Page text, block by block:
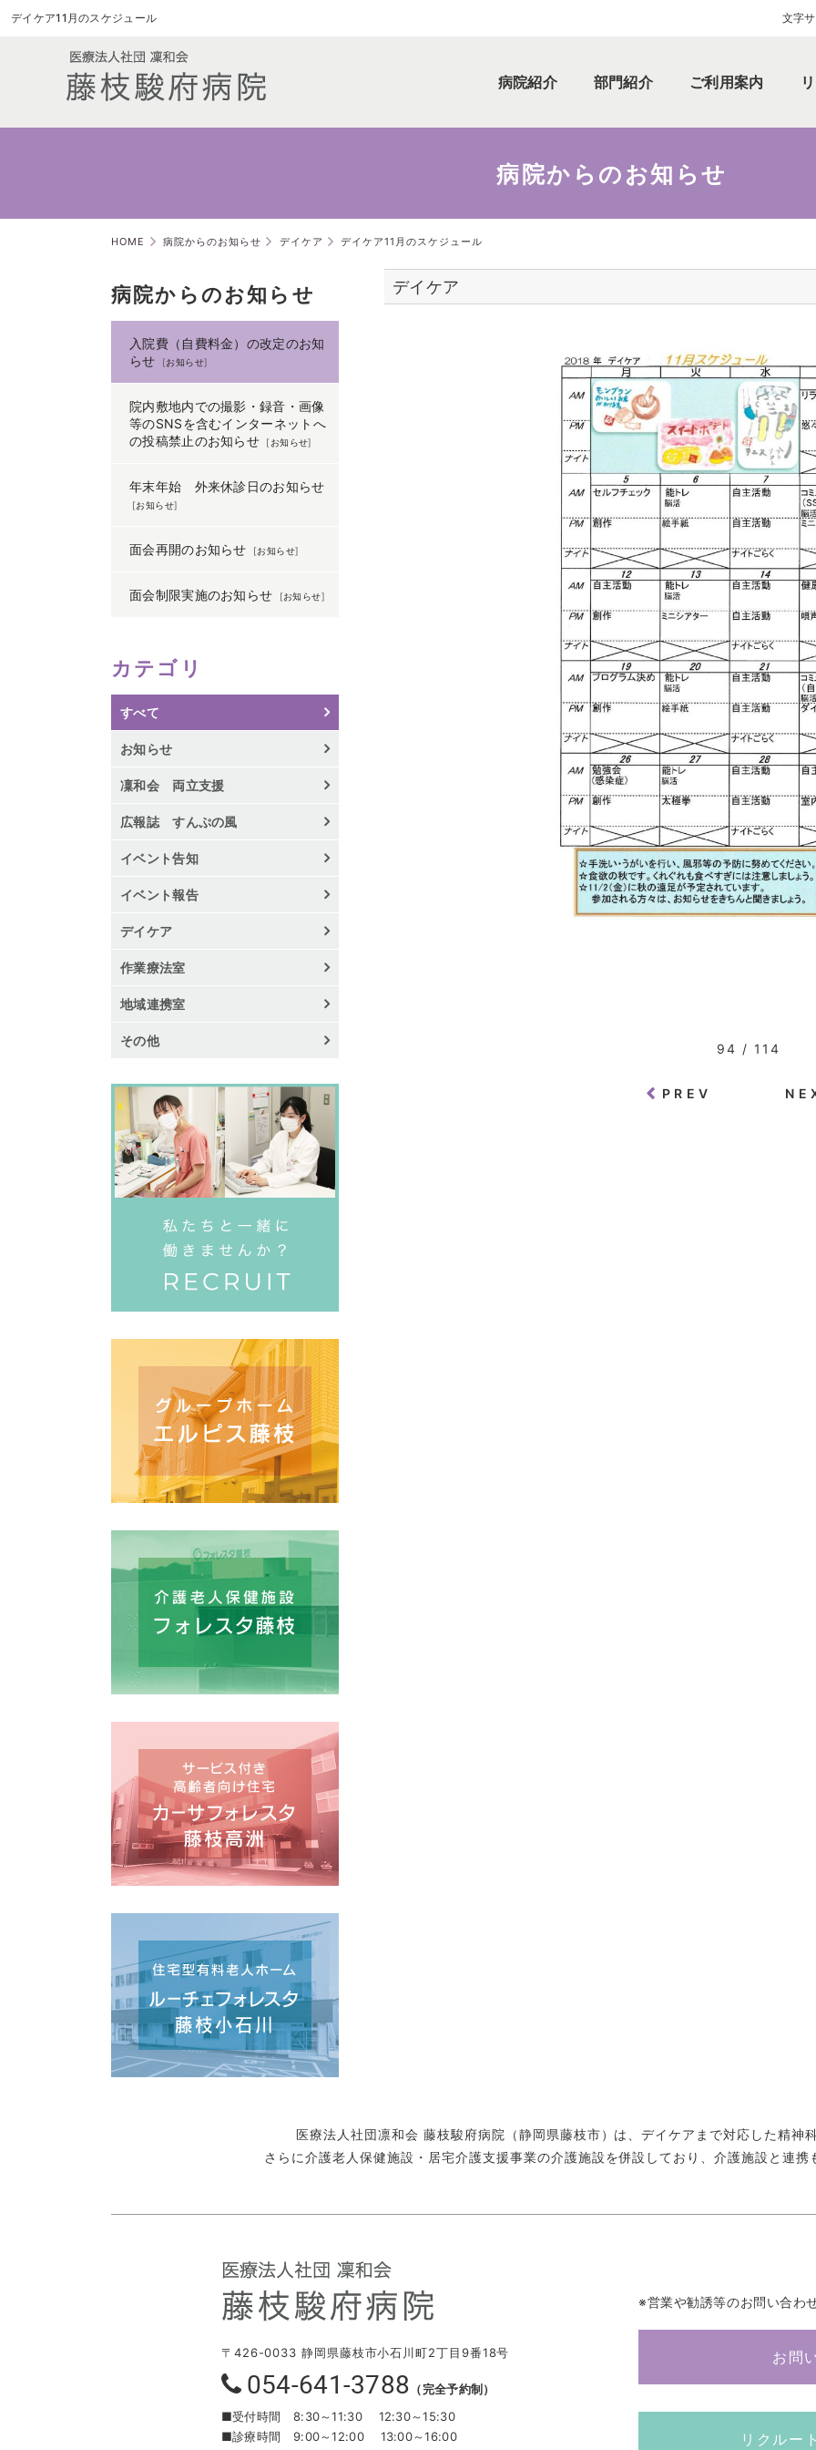
デイケア11月のスケジュール 文字
病院紹介 部門紹介 ご利用案内
病院からのお知らせ
HOME 病院からのお知らせ デイケア デイケア11月のスケジュール
デイケア
94 / 114
PREV
病院からのお知らせ
入院費（自費料金）の改定のお知
らせ
[お知らせ]
院内敷地内での撮影・録音・画像
等のSNSを含むインターネットへ
の投稿禁止のお知らせ
[お知らせ]
年末年始 外来休診日のお知らせ
[お知らせ]
面会再開のお知らせ [お知らせ]
面会制限実施のお知らせ [お知らせ]
カテゴリ
すべて
お知らせ
凜和会 両立支援
広報誌 すんぷの風
イベント告知
イベント報告
デイケア
作業療法室
地域連携室
その他
医療法人社団凛和会 藤枝駿府病院（静岡県藤枝市）は、デイケアまで対応した精神
さらに介護老人保健施設・居宅介護支援事業の介護施設を併設しており、介護施設と連携
〒426-0033 静岡県藤枝市小石川町2丁目9番18号
054-641-3788 （完全予約制）
■受付時間
8:30～11:30 12:30～15:30
■診療時間
9:00～12:00 13:00～16:00
※営業や勧誘等のお問い合わ
お問
リクルー